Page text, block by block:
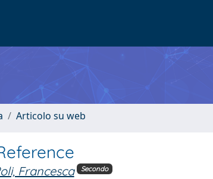
Articolo su web
Francesca Secondo